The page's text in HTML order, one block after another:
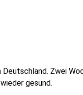
Zwei
gesund.